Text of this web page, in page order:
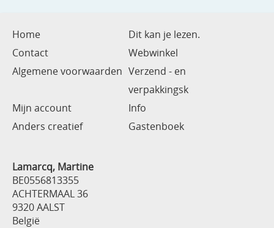
Home
Dit kan je lezen.
Contact
Webwinkel
Algemene voorwaarden Verzend - en
verpakkingsk
Mijn account
Info
Anders creatief
Gastenboek
Lamarcq, Martine
BE0556813355
ACHTERMAAL 36
9320 AALST
België